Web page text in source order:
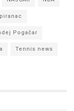
Pogačar
Tennis news